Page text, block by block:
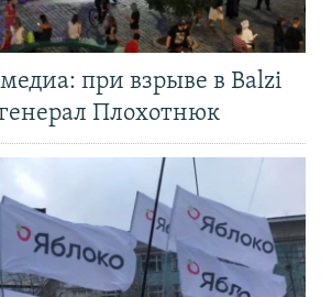
при взрыве в Balzi
Плохотнюк